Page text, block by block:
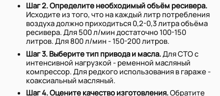
Шаг 2. Определите необходимый объём ресивера.
Исходите из того, что на каждый литр потребления
воздуха должно приходиться 0,2-0,3 литра объёма
ресивера. Для 500 л/мин достаточно 100-150
литров. Для 800 л/мин - 150-200 литров.
Шаг 3. Выберите тип привода и масла.Для СТО с
интенсивной нагрузкой - ременной масляный
компрессор. Для редкого использования в гараже -
коаксиальный масляный.
Шаг 4. Оцените качество изготовления.Обратите